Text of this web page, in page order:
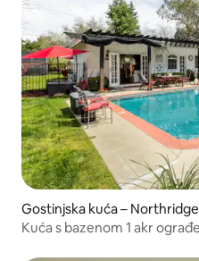
Gostinjska kuća – Northridge
Kuća s bazenom 1 akr ograđenog posjeda 24/7•